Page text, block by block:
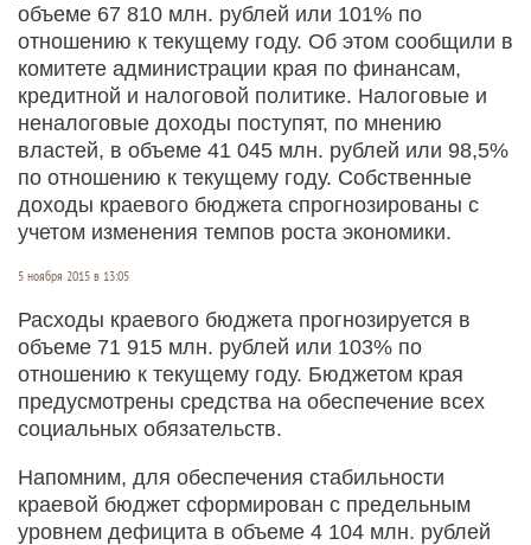
объеме 67 810 млн. рублей или 101% по
отношению к текущему году. Об этом сообщили в
комитете администрации края по финансам,
кредитной и налоговой политике. Налоговые и
неналоговые доходы поступят, по мнению
властей, в объеме 41 045 млн. рублей или 98,5%
по отношению к текущему году. Собственные
доходы краевого бюджета спрогнозированы с
учетом изменения темпов роста экономики.
5 ноября 2015 в 13:05
Расходы краевого бюджета прогнозируется в
объеме 71 915 млн. рублей или 103% по
отношению к текущему году. Бюджетом края
предусмотрены средства на обеспечение всех
социальных обязательств.
Напомним, для обеспечения стабильности
краевой бюджет сформирован с предельным
уровнем дефицита в объеме 4 104 млн. рублей